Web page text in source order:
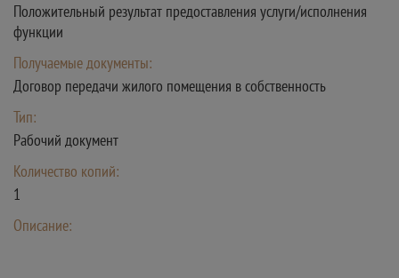
Положительный результат предоставления услуги/исполнения
функции
Получаемые документы:
Договор передачи жилого помещения в собственность
Тип:
Рабочий документ
Количество копий:
1
Описание: